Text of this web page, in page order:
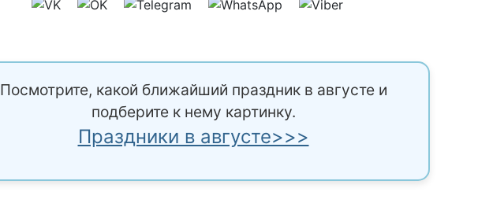
Посмотрите, какой ближайший праздник в августе и
подберите к нему картинку.
Праздники в августе>>>